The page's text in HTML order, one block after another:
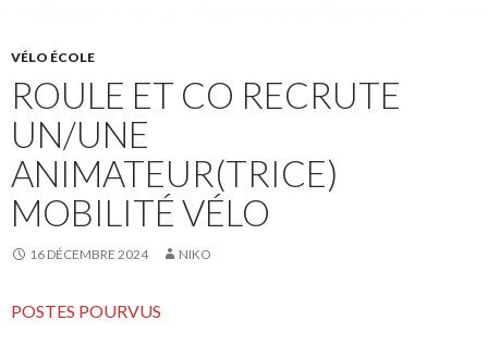
VÉLO ÉCOLE
ROULE ET CO RECRUTE
UN/UNE
ANIMATEUR(TRICE)
MOBILITÉ VÉLO
16 DÉCEMBRE 2024 NIKO
POSTES POURVUS